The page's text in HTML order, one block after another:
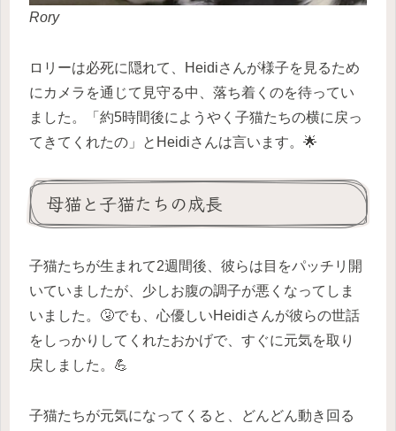
Rory
ロリーは必死に隠れて、Heidiさんが様子を見るため
にカメラを通じて見守る中、落ち着くのを待ってい
ました。「約5時間後にようやく子猫たちの横に戻っ
てきてくれたの」とHeidiさんは言います。🌟
母猫と子猫たちの成長
子猫たちが生まれて2週間後、彼らは目をパッチリ開
いていましたが、少しお腹の調子が悪くなってしま
いました。🤧でも、心優しいHeidiさんが彼らの世話
をしっかりしてくれたおかげで、すぐに元気を取り
戻しました。💪
子猫たちが元気になってくると、どんどん動き回る